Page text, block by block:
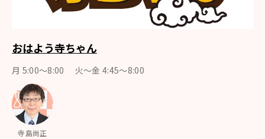
おはよう寺ちゃん
月 5:00～8:00 火～金 4:45～8:00
寺島尚正